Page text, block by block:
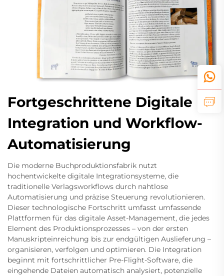
Fortgeschrittene Digitale
Integration und Workflow-
Automatisierung
Die moderne Buchproduktionsfabrik nutzt
hochentwickelte digitale Integrationsysteme, die
traditionelle Verlagsworkflows durch nahtlose
Automatisierung und präzise Steuerung revolutionieren.
Dieser technologische Fortschritt umfasst umfassende
Plattformen für das digitale Asset-Management, die jedes
Element des Produktionsprozesses – von der ersten
Manuskripteinreichung bis zur endgültigen Auslieferung –
organisieren, verfolgen und optimieren. Die Integration
beginnt mit fortschrittlicher Pre-Flight-Software, die
eingehende Dateien automatisch analysiert, potenzielle